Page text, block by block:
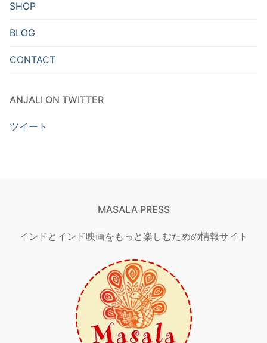
SHOP
BLOG
CONTACT
ANJALI ON TWITTER
ツイート
MASALA PRESS
インドとインド映画をもっと楽しむための情報サイト